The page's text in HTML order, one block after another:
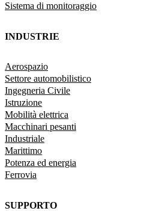
Sistema di monitoraggio
INDUSTRIE
Aerospazio
Settore automobilistico
Ingegneria Civile
Istruzione
Mobilità elettrica
Macchinari pesanti
Industriale
Marittimo
Potenza ed energia
Ferrovia
SUPPORTO